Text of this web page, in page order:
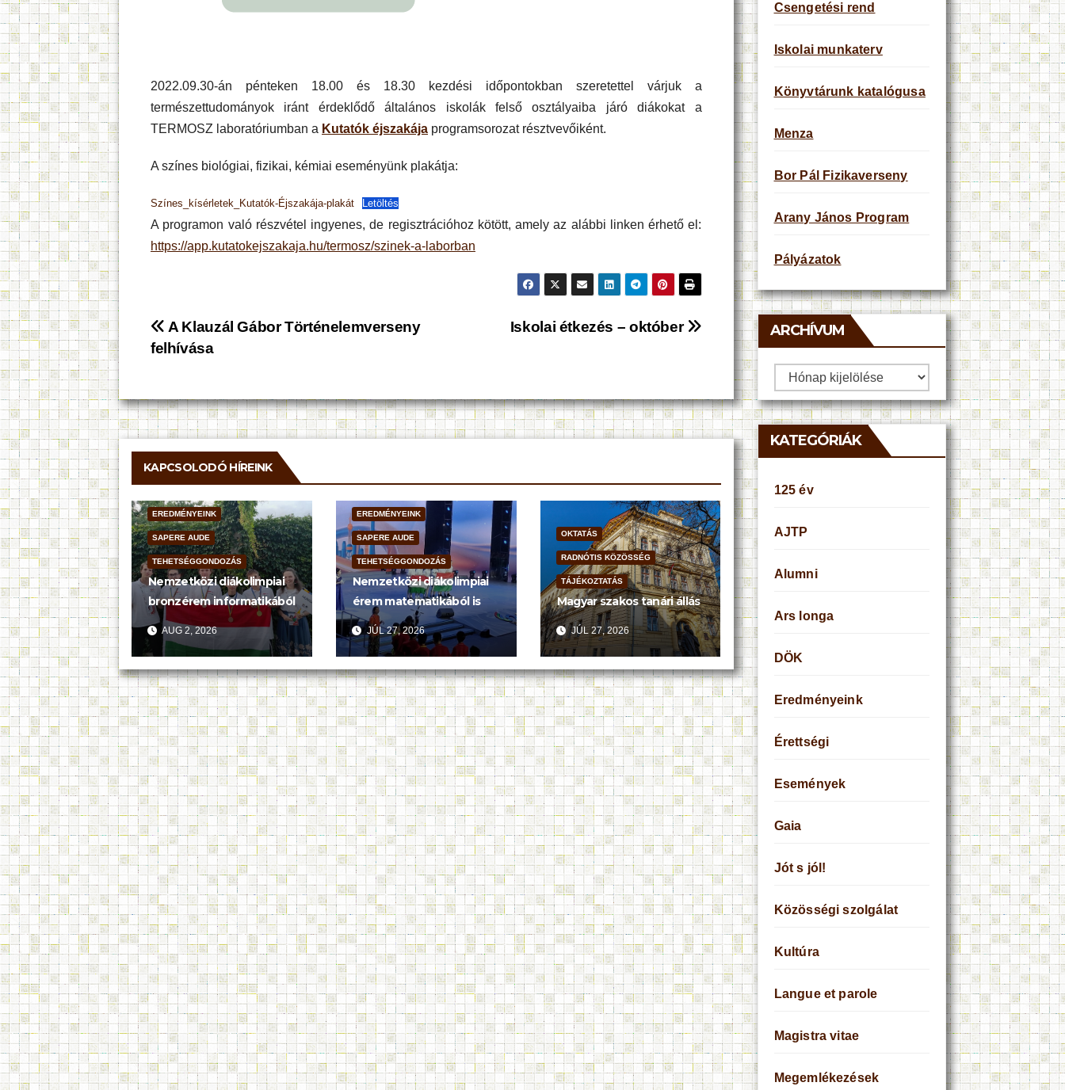
2022.09.30-án pénteken 18.00 és 18.30 kezdési időpontokban szeretettel várjuk a
természettudományok iránt érdeklődő általános iskolák felső osztályaiba járó diákokat a
TERMOSZ laboratóriumban a Kutatók éjszakája programsorozat résztvevőiként.
A színes biológiai, fizikai, kémiai eseményünk plakátja:
Színes_kísérletek_Kutatók-Éjszakája-plakát Letöltés
A programon való részvétel ingyenes, de regisztrációhoz kötött, amely az alábbi linken érhető el:
https://app.kutatokejszakaja.hu/termosz/szinek-a-laborban
Bejegyzés
Iskolai étkezés – október
A Klauzál Gábor Történelemverseny
felhívása
KAPCSOLODÓ HÍREINK
EREDMÉNYEINK
SAPERE AUDE
TEHETSÉGGONDOZÁS
Nemzetközi diákolimpiai
bronzérem informatikából
AUG 2, 2026
EREDMÉNYEINK
SAPERE AUDE
TEHETSÉGGONDOZÁS
Nemzetközi diákolimpiai
érem matematikából is
JÚL 27, 2026
OKTATÁS
RADNÓTIS KÖZÖSSÉG
TÁJÉKOZTATÁS
Magyar szakos tanári állás
JÚL 27, 2026
Csengetési rend
Iskolai munkaterv
Könyvtárunk katalógusa
Menza
Bor Pál Fizikaverseny
Arany János Program
Pályázatok
ARCHÍVUM
Archívum
KATEGÓRIÁK
125 év
AJTP
Alumni
Ars longa
DÖK
Eredményeink
Érettségi
Események
Gaia
Jót s jól!
Közösségi szolgálat
Kultúra
Langue et parole
Magistra vitae
Megemlékezések